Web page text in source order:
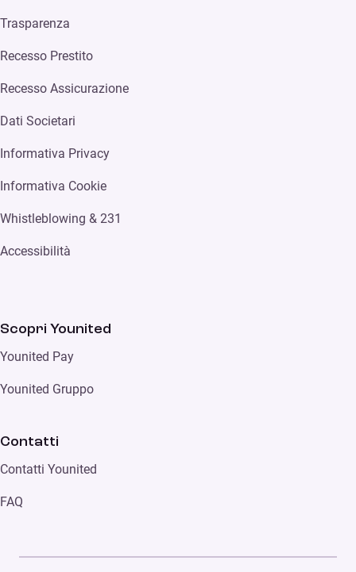
Trasparenza
Recesso Prestito
Recesso Assicurazione
Dati Societari
Informativa Privacy
Informativa Cookie
Whistleblowing & 231
Accessibilità
Scopri Younited
Younited Pay
Younited Gruppo
Contatti
Contatti Younited
FAQ